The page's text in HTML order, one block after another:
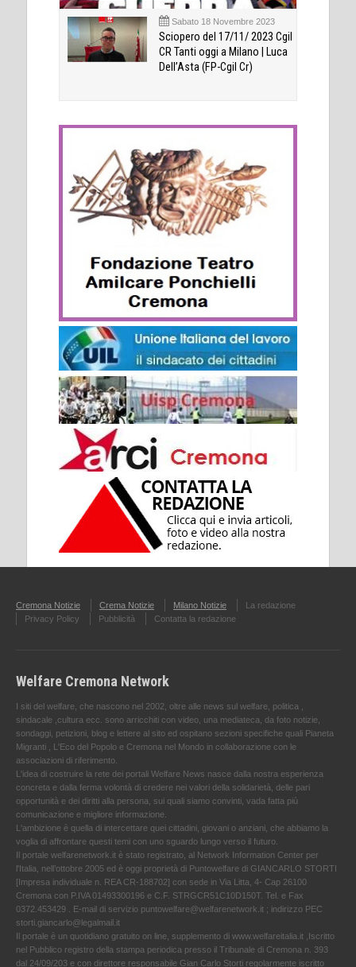
Sabato 18 Novembre 2023
Sciopero del 17/11/ 2023 Cgil
CR Tanti oggi a Milano | Luca
Dell’Asta (FP-Cgil Cr)
Cremona Notizie Crema Notizie Milano Notizie
La redazione
Privacy Policy
Pubblicità Contatta la redazione
Welfare Cremona Network
I siti del welfare, che nascono nel 2002, oltre alle news sul welfare, politica ,
sindacale ,cultura ecc. sono arricchiti con video, una mediateca, da foto notizie,
sondaggi, petizioni, blog e lettere al sito ed ospitano sezioni specifiche quali Pianeta
Migranti , L'Eco del Popolo e Cremona nel Mondo in collaborazione con le
associazioni di riferimento.
L'idea di costruire la rete dei portali Welfare News nasce dalla nostra esperienza
concreta e dalla ferma volontà di credere nei valori della solidarietà, delle pari
opportunità e dei diritti alla persona, sui quali siamo convinti, vada fatta più
comunicazione e migliore informazione.
L'ambizione è quella di intercettare quei cittadini, giovani o anziani, che abbiamo la
voglia di affrontare questi temi con uno sguardo lungo verso il futuro.
Il portale welfarenetwork.it è stato registrato, al Network Information Center per
l'Italia, nell’ottobre 2005 ed è oggi proprietà di Puntowelfare di GIANCARLO STORTI
[Impresa individuale n. REA CR-188702] con sede in Via Litta, 4- Cap 26100
Cremona con P.IVA 01493300196 e C.F. STRGCR51C10D150T. Tel. e Fax
0372.453429 . E-mail di servizio puntowelfare@welfarenetwork.it ; indirizzo PEC
storti.giancarlo@legalmail.it
Il portale è un quotidiano gratuito on line, supplemento di www.welfareitalia.it ,Iscritto
nel Pubblico registro della stampa periodica presso il Tribunale di Cremona n. 393
dal 24/09/203 e con direttore responsabile Gian Carlo Storti regolarmente iscritto